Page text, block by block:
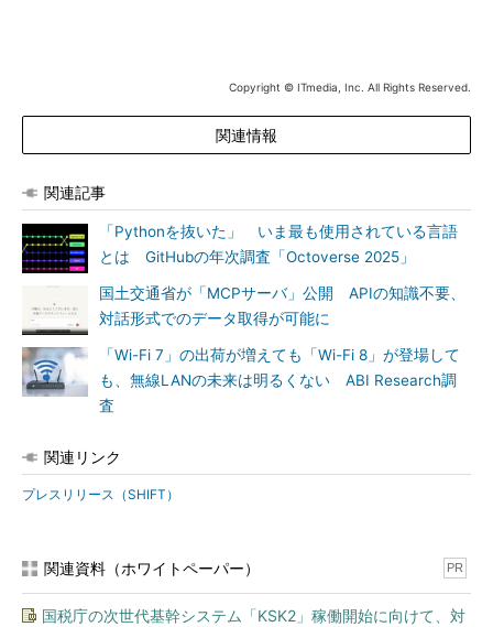
Copyright © ITmedia, Inc. All Rights Reserved.
関連情報
関連記事
「Pythonを抜いた」 いま最も使用されている言語
とは GitHubの年次調査「Octoverse 2025」
国土交通省が「MCPサーバ」公開 APIの知識不要、
対話形式でのデータ取得が可能に
「Wi-Fi 7」の出荷が増えても「Wi-Fi 8」が登場して
も、無線LANの未来は明るくない ABI Research調
査
関連リンク
プレスリリース（SHIFT）
関連資料（ホワイトペーパー） PR
国税庁の次世代基幹システム「KSK2」稼働開始に向けて、対